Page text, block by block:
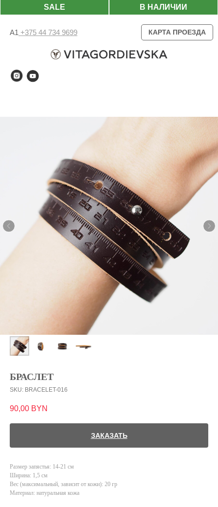
В НАЛИЧИИ
SALE
А1 +375 44 734 9699 КАРТА ПРОЕЗДА
БРАСЛЕТ
SKU: BRACELET-016
90,00 BYN
ЗАКАЗАТЬ
Размер запястья: 14-21 см
Ширина: 1,5 см
Вес (максимальный, зависит от кожи): 20 гр
Материал: натуральная кожа